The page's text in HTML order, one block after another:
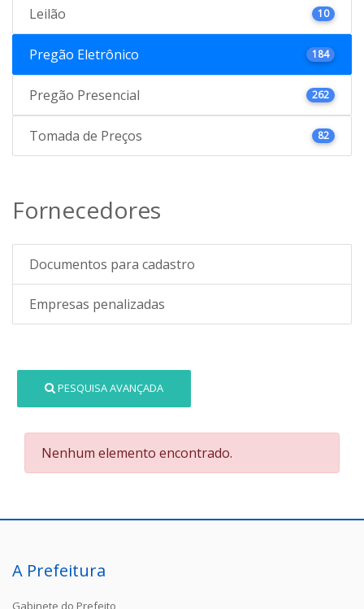
Leilão 10
Pregão Eletrônico 184
Pregão Presencial 262
Tomada de Preços 82
Fornecedores
Documentos para cadastro
Empresas penalizadas
PESQUISA AVANÇADA
Nenhum elemento encontrado.
A Prefeitura
Gabinete do Prefeito